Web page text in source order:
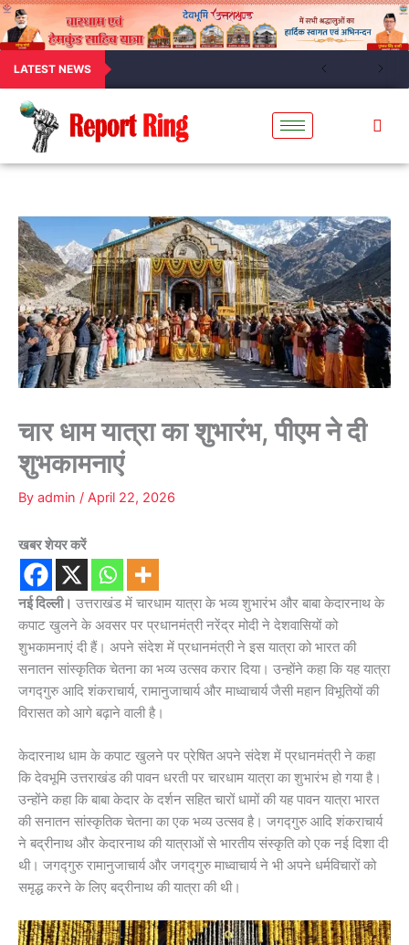
LATEST NEWS
चार धाम यात्रा का शुभारंभ, पीएम ने दी
शुभकामनाएं
By admin / April 22, 2026
खबर शेयर करें
नई दिल्ली। उत्तराखंड में चारधाम यात्रा के भव्य शुभारंभ और बाबा केदारनाथ के
कपाट खुलने के अवसर पर प्रधानमंत्री नरेंद्र मोदी ने देशवासियों को
शुभकामनाएं दी हैं। अपने संदेश में प्रधानमंत्री ने इस यात्रा को भारत की
सनातन सांस्कृतिक चेतना का भव्य उत्सव करार दिया। उन्होंने कहा कि यह यात्रा
जगद्गुरु आदि शंकराचार्य, रामानुजाचार्य और माध्वाचार्य जैसी महान विभूतियों की
विरासत को आगे बढ़ाने वाली है।
केदारनाथ धाम के कपाट खुलने पर प्रेषित अपने संदेश में प्रधानमंत्री ने कहा
कि देवभूमि उत्तराखंड की पावन धरती पर चारधाम यात्रा का शुभारंभ हो गया है।
उन्होंने कहा कि बाबा केदार के दर्शन सहित चारों धामों की यह पावन यात्रा भारत
की सनातन सांस्कृतिक चेतना का एक भव्य उत्सव है। जगद्गुरु आदि शंकराचार्य
ने बद्रीनाथ और केदारनाथ की यात्राओं से भारतीय संस्कृति को एक नई दिशा दी
थी। जगद्गुरु रामानुजाचार्य और जगद्गुरु माध्वाचार्य ने भी अपने धर्मविचारों को
समृद्ध करने के लिए बद्रीनाथ की यात्रा की थी।